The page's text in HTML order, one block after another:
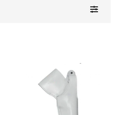
Toggle